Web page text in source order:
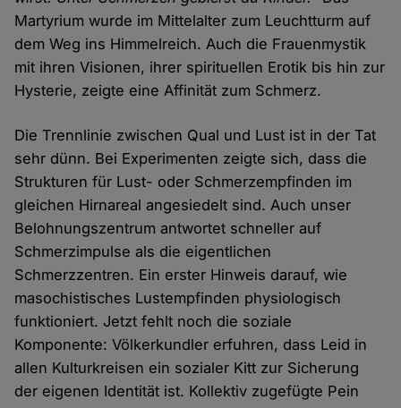
Martyrium wurde im Mittelalter zum Leuchtturm auf
dem Weg ins Himmelreich. Auch die Frauenmystik
mit ihren Visionen, ihrer spirituellen Erotik bis hin zur
Hysterie, zeigte eine Affinität zum Schmerz.
Die Trennlinie zwischen Qual und Lust ist in der Tat
sehr dünn. Bei Experimenten zeigte sich, dass die
Strukturen für Lust- oder Schmerzempfinden im
gleichen Hirnareal angesiedelt sind. Auch unser
Belohnungszentrum antwortet schneller auf
Schmerzimpulse als die eigentlichen
Schmerzzentren. Ein erster Hinweis darauf, wie
masochistisches Lustempfinden physiologisch
funktioniert. Jetzt fehlt noch die soziale
Komponente: Völkerkundler erfuhren, dass Leid in
allen Kulturkreisen ein sozialer Kitt zur Sicherung
der eigenen Identität ist. Kollektiv zugefügte Pein